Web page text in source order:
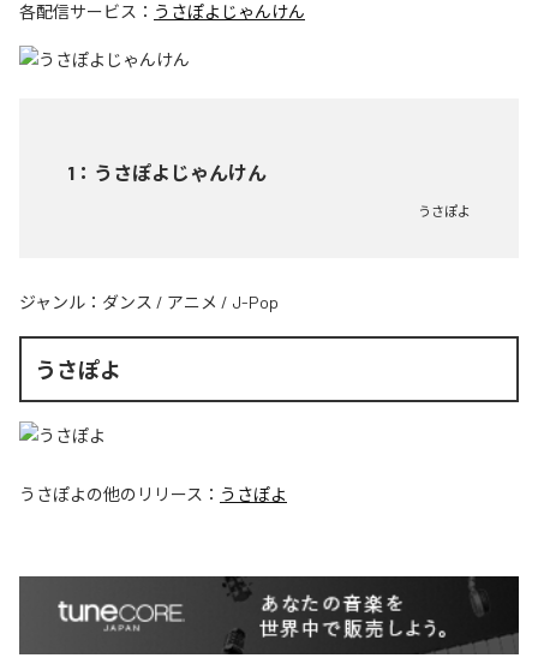
各配信サービス： うさぽよじゃんけん
1 ： うさぽよじゃんけん
うさぽよ
ジャンル： ダンス / アニメ / J-Pop
うさぽよ
うさぽよの他のリリース： うさぽよ